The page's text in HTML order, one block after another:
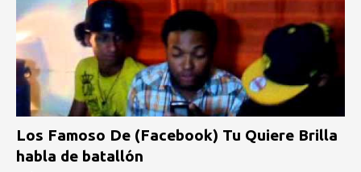
Los Famoso De (Facebook) Tu Quiere Brilla
habla de batallón